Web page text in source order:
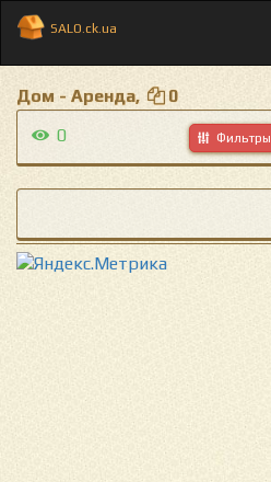
SALO.ck.ua
Дом - Аренда,
0
0
Фильтры